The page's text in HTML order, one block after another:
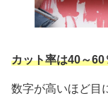
カット率は40～60
数字が高いほど目